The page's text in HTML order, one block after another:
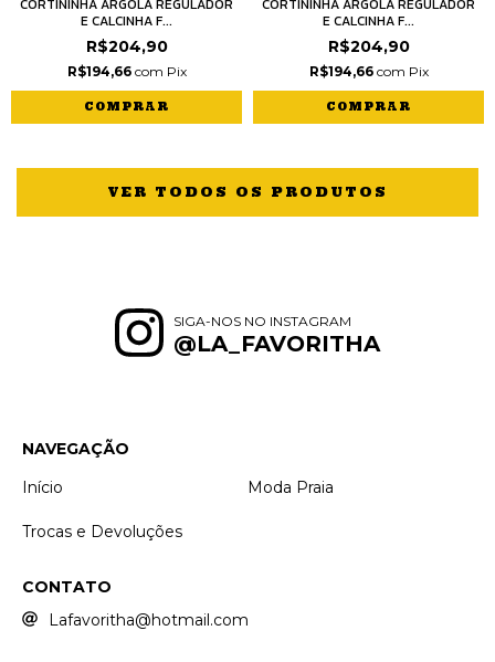
CORTININHA ARGOLA REGULADOR
E CALCINHA F...
R$204,90
R$194,66 com Pix
COMPRAR
CORTININHA ARGOLA REGULADOR
E CALCINHA F...
R$204,90
R$194,66 com Pix
COMPRAR
VER TODOS OS PRODUTOS
SIGA-NOS NO INSTAGRAM
@LA_FAVORITHA
NAVEGAÇÃO
Início
Moda Praia
Trocas e Devoluções
CONTATO
Lafavoritha@hotmail.com